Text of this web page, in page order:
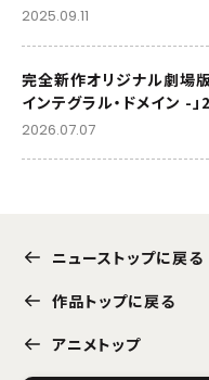
2025.09.11
完全新作オリジナル劇場
インテグラル・ドメイン -
2026.07.07
ニューストップに戻る
作品トップに戻る
アニメトップ